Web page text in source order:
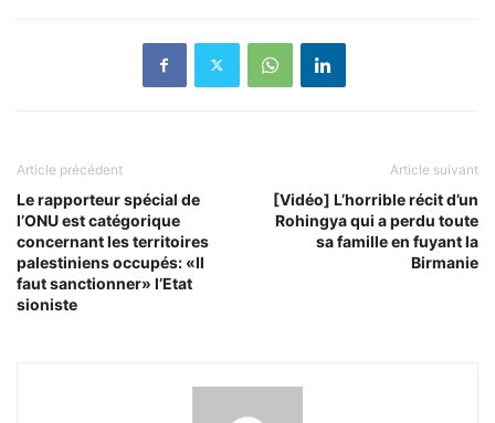
Article précédent
Le rapporteur spécial de
l’ONU est catégorique
concernant les territoires
palestiniens occupés: «Il
faut sanctionner» l’Etat
sioniste
Article suivant
[Vidéo] L’horrible récit d’un
Rohingya qui a perdu toute
sa famille en fuyant la
Birmanie